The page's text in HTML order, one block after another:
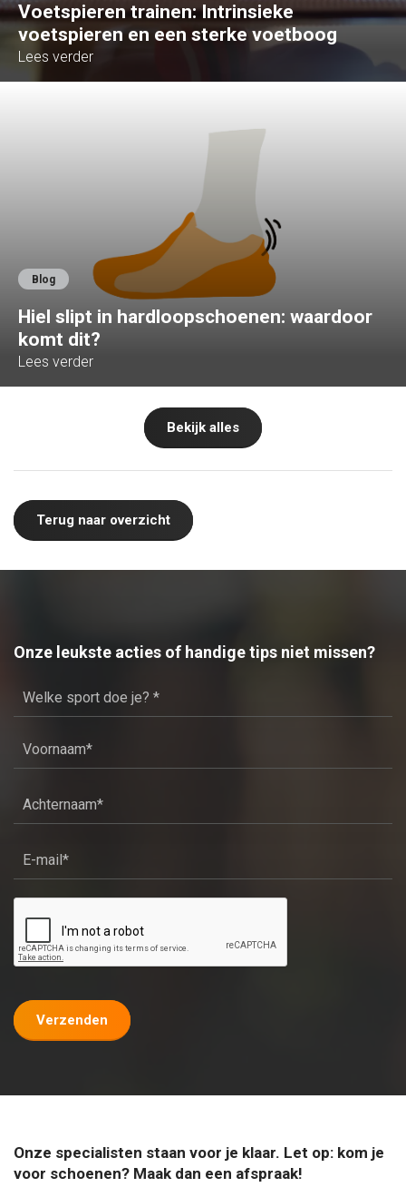
Voetspieren trainen: Intrinsieke
voetspieren en een sterke voetboog
Lees verder
Blog
Hiel slipt in hardloopschoenen: waardoor
komt dit?
Lees verder
Bekijk alles
Terug naar overzicht
Onze leukste acties of handige tips niet missen?
Verzenden
Onze specialisten staan voor je klaar. Let op: kom je
voor schoenen? Maak dan een afspraak!